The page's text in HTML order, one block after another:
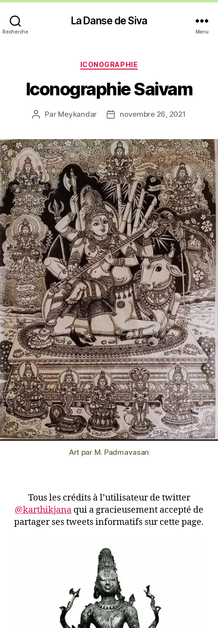
Recherche
La Danse de Siva
Menu
Catégories
ICONOGRAPHIE
Iconographie Saivam
Auteur
Par Meykandar
Datenovembre 26, 2021
Art par M. Padmavasan
Tous les crédits à l’utilisateur de twitter
@karthikjana qui a gracieusement accepté de
partager ses tweets informatifs sur cette page.